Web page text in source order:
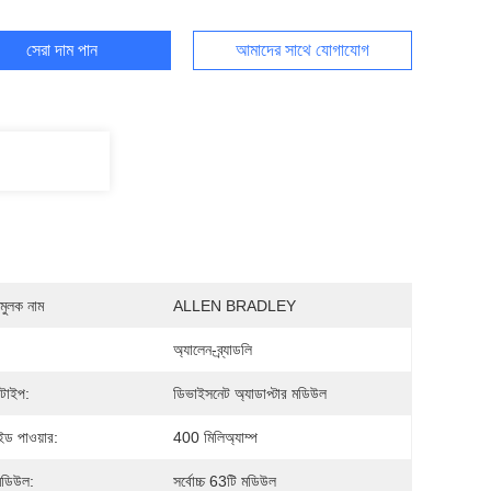
সেরা দাম পান আমাদের সাথে যোগাযোগ
নাম ALLEN BRADLEY
অ্যালেন-ব্র্যাডলি
ডিভাইসনেট অ্যাডাপ্টার মডিউল
পাওয়ার: 400 মিলিঅ্যাম্প
সর্বোচ্চ 63টি মডিউল